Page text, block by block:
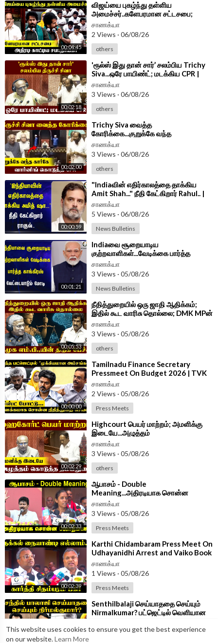
This website uses cookies to ensure you get the best experience
on our website.Learn More
00:04:45
⁣விஜய்யை புகழ்ந்து தள்ளிய
அமைச்சர்..களேபரமான சட்டசபை;
அதிரடி காட்டிய சபாநாயகர் | TN
Assembly 2026
சாணக்யா
2 Views · 06/08/26
others
00:02:18
⁣'ரூல்ஸ் இது தான் சார்’ சலம்பிய Trichy
Siva...ஒரே பாயிண்ட்; மடக்கிய CPR |
Parliament 2026
சாணக்யா
3 Views · 06/08/26
others
00:02:00
⁣Trichy Siva வைத்த
கோரிக்கை...குறுக்கே வந்த
கார்கே...வார்னிங் கொடுத்த CPR |
Parliament 2026
சாணக்யா
3 Views · 06/08/26
others
00:00:59
⁣"Indiaவின் எதிர்காலத்தை தாக்கிய
Amit Shah..." நீதி கேட்கிறார் Rahul.. |
BJP | Congress
சாணக்யா
5 Views · 06/08/26
News Bulletins
00:01:21
⁣Indiaவை சூறையாடிய
குற்றவாளிகள்...வேடிக்கை பார்த்த
Congress வேட்டையாடும் Modi | BJP
சாணக்யா
3 Views · 05/08/26
News Bulletins
00:05:53
⁣நீதித்துறையில் ஒரு ஜாதி ஆதிக்கம்;
இதில் கூட வாரிசு தொல்லை; DMK MPன்
திடுக் பேச்சு | Parliament 2026
சாணக்யா
3 Views · 05/08/26
others
00:00:00
⁣Tamilnadu Finance Secretary
Pressmeet On Budget 2026 | TVK
Government
சாணக்யா
2 Views · 05/08/26
Press Meets
00:02:29
⁣Highcourt பெயர் மாற்றம்; அமளிக்கு
இடையே...அழுத்தம்
கொடுத்தThambidurai | Parliament
2026 | ADMK
சாணக்யா
3 Views · 05/08/26
others
00:02:33
⁣ஆபாசம் - Double
Meaning...அதிரடியாக சொன்ன
Jothimani | Congress | Udhayanidhi
Arrest
சாணக்யா
3 Views · 05/08/26
Press Meets
00:02:39
⁣Karthi Chidambaram Press Meet On
Udhayanidhi Arrest and Vaiko Book
Launch | TVK Govt | Congress
சாணக்யா
1 Views · 05/08/26
Press Meets
⁣Senthilbalaji செய்யாததை செய்யும்
Nirmalkumar? பட்ஜெட்டில் வெளியான
3 Views 05/08/26